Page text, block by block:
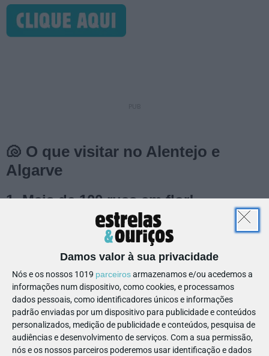
Damos valor à sua privacidade
Nós e os nossos 1019 parceirosarmazenamos e/ou acedemos a
informações num dispositivo, como cookies, e processamos
dados pessoais, como identificadores únicos e informações
padrão enviadas por um dispositivo para publicidade e conteúdos
personalizados, medição de publicidade e conteúdos, pesquisa de
audiências e desenvolvimento de serviços. Com a sua permissão,
nós e os nossos parceiros poderemos usar identificação e dados
🐚 O que visitar no Alentejo e
Algarve
1. Mais de 100 ruas em flor!
Já imaginou um "céu" coberto de milhares de flores
coloridas? Passados 11 anos, as Festas do Povo, classificadas
pelas UNESCO como Património Cultural Imaterial da
Humanidade, estão de regresso. O povo decidiu e a festa vai
acontecer! Não perca a oportunidade de percorrer dezenas
de caminhos ornamentados com decorações surpreendentes
- tudo feito à mão pela comunidade - em papel!
Obs.:Grátis até aos 2 anos.